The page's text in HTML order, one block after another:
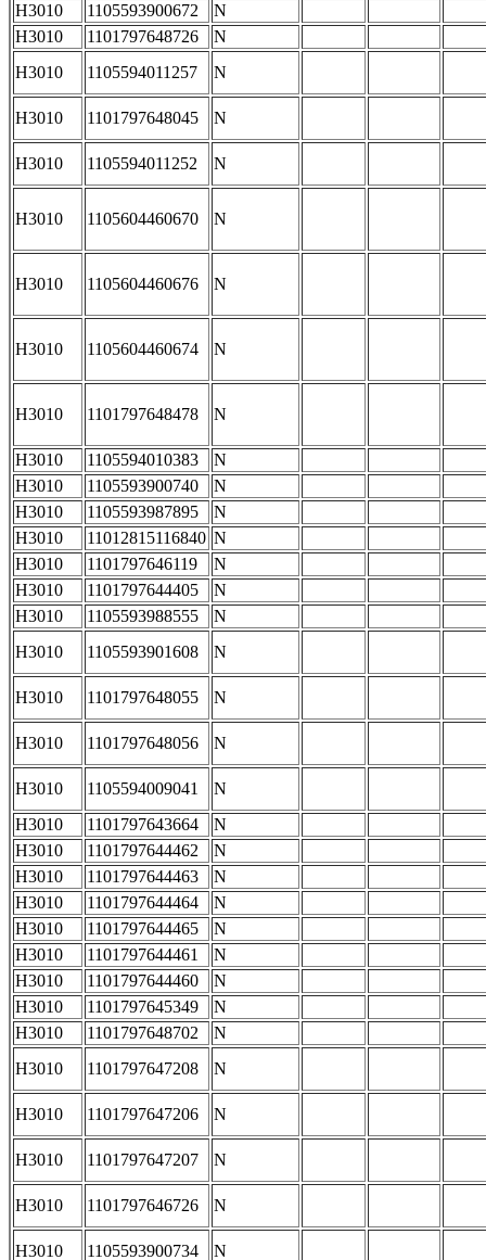
H3010
1105593900672
N
H3010
1101797648726
N
H3010
1105594011257 N
H3010 1101797648045 N
H3010 1105594011252 N
H3010 1105604460670 N
H3010 1105604460676 N
H3010 1105604460674 N
H3010 1101797648478 N
H3010 1105594010383
N
H3010
1105593900740
N
H3010
1105593987895
N
H3010
11012815116840 N
H3010
1101797646119
N
H3010
1101797644405
N
H3010
1105593988555
N
H3010
1105593901608 N
H3010 1101797648055 N
H3010 1101797648056 N
H3010 1105594009041
N
H3010
1101797643664
N
H3010
1101797644462
N
H3010
1101797644463
N
H3010
1101797644464
N
H3010
1101797644465
N
H3010
1101797644461
N
H3010
1101797644460
N
H3010
1101797645349
N
H3010
1101797648702
N
H3010
1101797647208 N
H3010 1101797647206 N
H3010 1101797647207 N
H3010 1101797646726 N
H3010 1105593900734 N